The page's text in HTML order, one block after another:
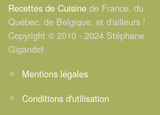
Recettes de Cuisine de France, du
Québec, de Belgique, et d'ailleurs !
Copyright © 2010 - 2024 Stéphane
Gigandet
Mentions légales
Conditions d'utilisation